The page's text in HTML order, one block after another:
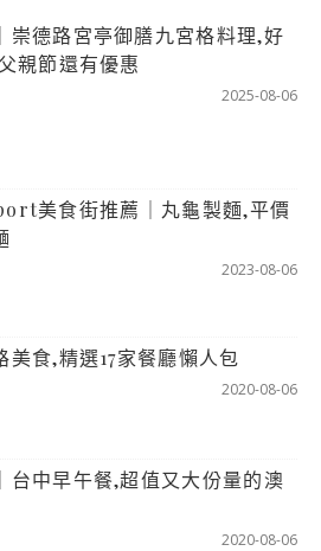
崇德路宮亭御膳九宮格料理,好
親節還有優惠
2025-08-06
美食街推薦｜丸龜製麵,平價
2023-08-06
美食,精選17家餐廳懶人包
2020-08-06
台中早午餐,超值又大份量的澳
2020-08-06